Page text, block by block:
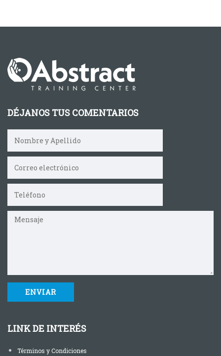
DÉJANOS TUS COMENTARIOS
LINK DE INTERÉS
Términos y Condiciones